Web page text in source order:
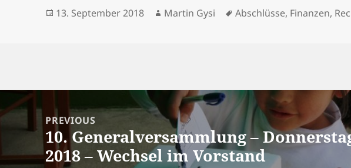
Posted
13. September 2018 Author
Martin Gysi Tags
Abschlüsse, Finanzen,
Beitrags-
NavigationPREVIOUS
Previous
post:
10. Generalversammlung –
2018 – Wechsel im Vorstand